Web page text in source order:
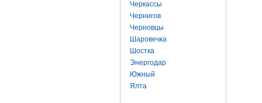
Черкассы
Чернигов
Черновцы
Шаровечка
Шостка
Энергодар
Южный
Ялта